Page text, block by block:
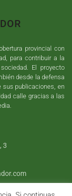
provincial con
para contribuir a la
El proyecto
desde la defensa
sus publicaciones, en
calle gracias a las
3